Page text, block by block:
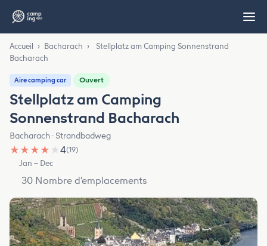
Accueil › Bacharach ›
Stellplatz am Camping Sonnenstrand
Bacharach
Aire camping car Ouvert
Stellplatz am Camping
Sonnenstrand Bacharach
Bacharach · Strandbadweg
★ ★ ★ ★ ★4(19)
Jan – Dec
30 Nombre d’emplacements